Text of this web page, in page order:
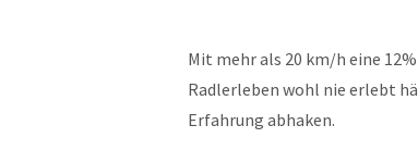
Mit mehr als 20 km/h eine
Radlerleben wohl nie erlebt
Erfahrung abhaken.